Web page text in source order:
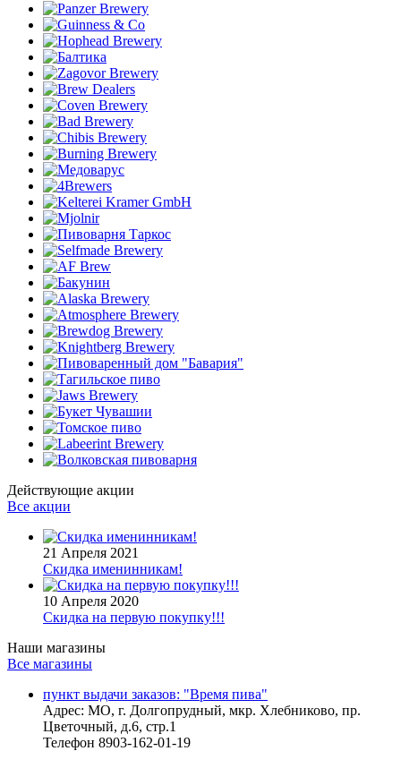
Действующие акции
Все акции
21 Апреля 2021
Скидка именинникам!
10 Апреля 2020
Скидка на первую покупку!!!
Наши магазины
Все магазины
пункт выдачи заказов: "Время пива"
Адрес: МО, г. Долгопрудный, мкр. Хлебниково, пр.
Цветочный, д.6, стр.1
Телефон 8903-162-01-19